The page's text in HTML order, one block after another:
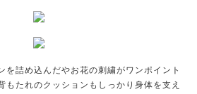
を詰め込んだやお花の刺繍がワンポイント
もたれのクッションもしっかり身体を支え